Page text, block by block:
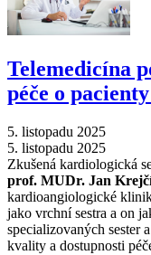
Telemedicína
péče o
5. listopadu 2025
5. listopadu 2025
Zkušená kardiologická
prof. MUDr. Jan
kardioangiologické
jako vrchní sestra a on
specializovaných sester
kvality a dostupnosti